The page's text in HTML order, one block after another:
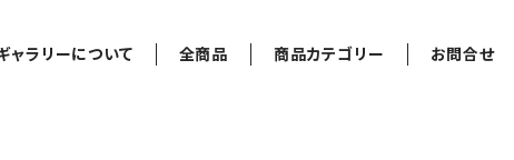
ャラリーについて 全商品 商品カテゴリー お問合せ